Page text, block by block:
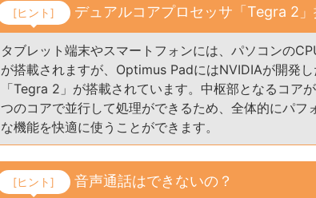
[ヒント] デュアルコアプロセッサ「Tegra 2
タブレット端末やスマートフォンには、パソコンの
が搭載されますが、Optimus PadにはNVIDIAが開発
「Tegra 2」が搭載されています。中枢部となるコア
つのコアで並行して処理ができるため、全体的にパフ
な機能を快適に使うことができます。
[ヒント] 音声通話はできないの？